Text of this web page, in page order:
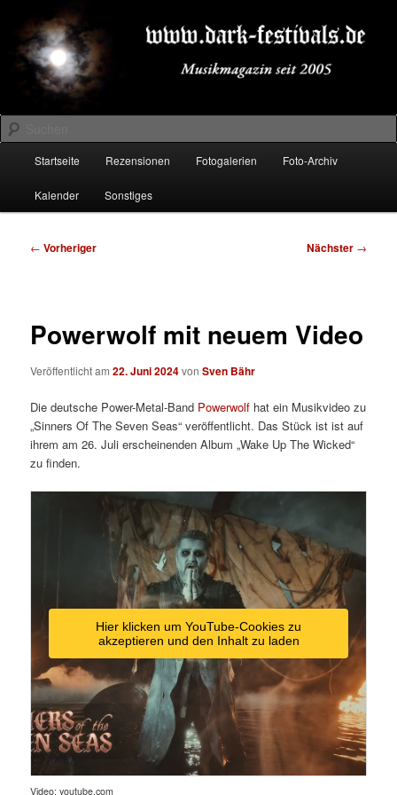
primären
Inhalt
springenDARK-FESTIVALS.DE
Suchen
Startseite Rezensionen Fotogalerien Foto-Archiv
Kalender Sonstiges
Beitragsnavigation
← Vorheriger Nächster →
Powerwolf mit neuem Video
Veröffentlicht am22. Juni 2024vonSven Bähr
Die deutsche Power-Metal-Band Powerwolf hat ein Musikvideo zu
„Sinners Of The Seven Seas“ veröffentlicht. Das Stück ist ist auf
ihrem am 26. Juli erscheinenden Album „Wake Up The Wicked“
zu finden.
Hier klicken um YouTube-Cookies zu
akzeptieren und den Inhalt zu laden
Video: youtube.com